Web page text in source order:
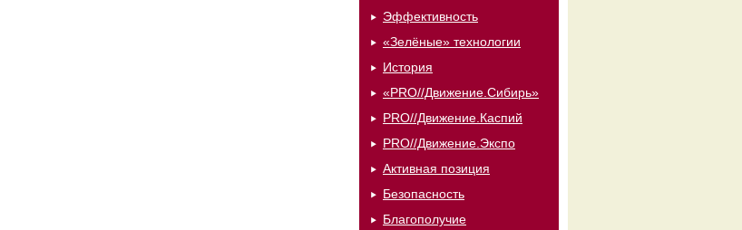
Эффективность
«Зелёные» технологии
История
«PRO//Движение.Сибирь»
PRO//Движение.Каспий
PRO//Движение.Экспо
Активная позиция
Безопасность
Благополучие